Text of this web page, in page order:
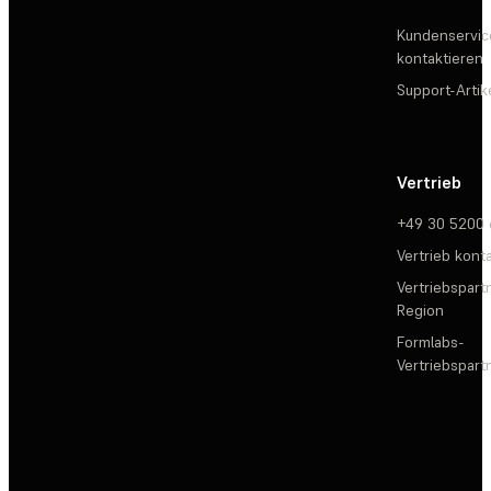
kontaktieren
Support-
Vertrieb
+49 30 5200
Vertrieb
Region
Formlabs-